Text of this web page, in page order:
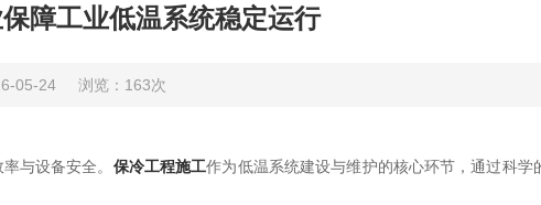
障工业低温系统稳定运行
05-24 浏览：163次
与设备安全。 保冷工程施工作为低温系统建设与维护的核心环节，通过科学